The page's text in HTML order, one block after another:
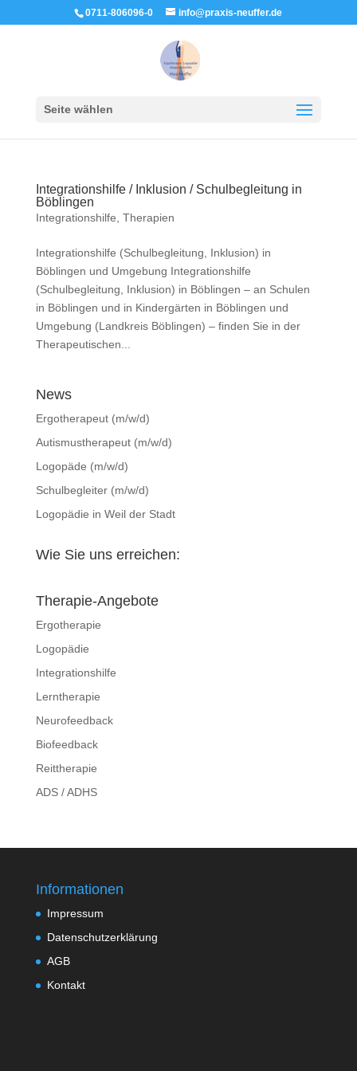
0711-806096-0 info@praxis-neuffer.de
Seite wählen
Integrationshilfe / Inklusion / Schulbegleitung in
Böblingen
Integrationshilfe Therapien
Integrationshilfe (Schulbegleitung, Inklusion) in
Böblingen und Umgebung Integrationshilfe
(Schulbegleitung, Inklusion) in Böblingen – an Schulen
in Böblingen und in Kindergärten in Böblingen und
Umgebung (Landkreis Böblingen) – finden Sie in der
Therapeutischen...
News
Ergotherapeut (m/w/d)
Autismustherapeut (m/w/d)
Logopäde (m/w/d)
Schulbegleiter (m/w/d)
Logopädie in Weil der Stadt
Wie Sie uns erreichen:
Therapie-Angebote
Ergotherapie
Logopädie
Integrationshilfe
Lerntherapie
Neurofeedback
Biofeedback
Reittherapie
ADS / ADHS
Informationen
Impressum
Datenschutzerklärung
AGB
Kontakt